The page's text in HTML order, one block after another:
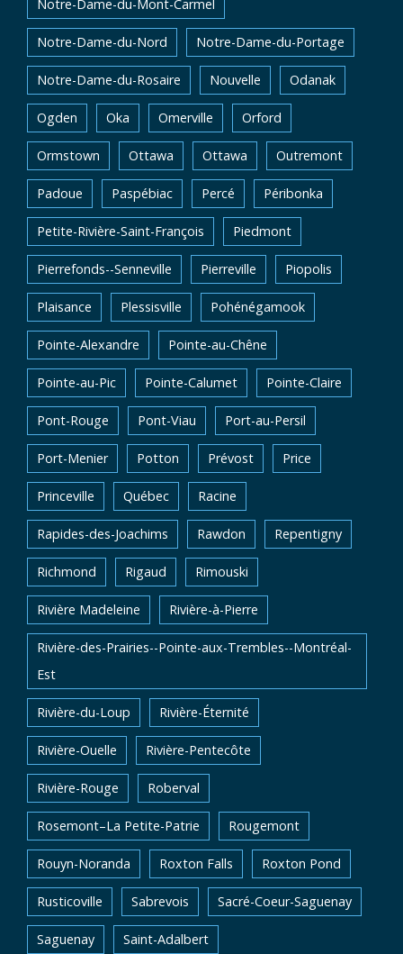
Notre-Dame-du-Mont-Carmel
Notre-Dame-du-Nord Notre-Dame-du-Portage
Notre-Dame-du-Rosaire Nouvelle Odanak
Ogden Oka Omerville Orford
Ormstown Ottawa Ottawa Outremont
Padoue Paspébiac Percé Péribonka
Petite-Rivière-Saint-François Piedmont
Pierrefonds--Senneville Pierreville Piopolis
Plaisance Plessisville Pohénégamook
Pointe-Alexandre Pointe-au-Chêne
Pointe-au-Pic Pointe-Calumet Pointe-Claire
Pont-Rouge Pont-Viau Port-au-Persil
Port-Menier Potton Prévost Price
Princeville Québec Racine
Rapides-des-Joachims Rawdon Repentigny
Richmond Rigaud Rimouski
Rivière Madeleine Rivière-à-Pierre
Rivière-des-Prairies--Pointe-aux-Trembles--Montréal-
Est
Rivière-du-Loup Rivière-Éternité
Rivière-Ouelle Rivière-Pentecôte
Rivière-Rouge Roberval
Rosemont–La Petite-Patrie Rougemont
Rouyn-Noranda Roxton Falls Roxton Pond
Rusticoville Sabrevois Sacré-Coeur-Saguenay
Saguenay Saint-Adalbert